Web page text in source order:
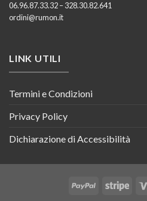
06.96.87.33.32 – 328.30.82.641
ordini@rumon.it
LINK UTILI
Termini e Condizioni
Privacy Policy
Dichiarazione di Accessibilità